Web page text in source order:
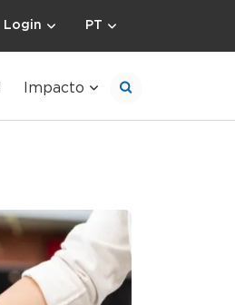
Login PT
Impacto